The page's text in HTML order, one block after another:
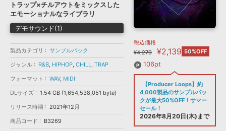
サンプルパック »
ソフトウェア／ツール »
DAW »
効果音 »
特集 »
ニュースレター »
SONICWIREブログ »
製品サポート情報 »
DTMガイド »
FAQ »
お問い合わせ »
音楽カード
楽曲配信流通サービス
無償のサウンド管理ソフト
ELECTRONICA
EDM TRANCE MUTANT
ROUTER.FM
ソフト音源 プラグイン・エフェクト
ソフトウェア／ツール 効果音
メーカー
フォーマット
ランキング
トラップ×チルアウトをミックスした
エモーショナルなライブラリ
デモサウンド(1)
製品カテゴリ
サンプルパック
ジャンル
R&B, HIPHOP, CHILL, TRAP
フォーマット
WAV, MIDI
DLサイズ
1.54 GB (1,654,538,051 byte)
リリース時期
2021年12月
商品コード
B3269
税込価格
¥4,279
¥2,139 50%OFF
106pt
【Producer Loops】約
4,000製品のサンプルパッ
クが最大50%OFF！サマー
セール！
2026年8月20日(木)まで